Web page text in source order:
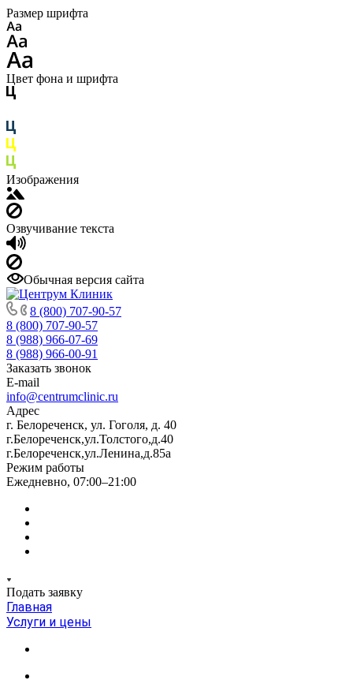
Размер шрифта
Цвет фона и шрифта
Изображения
Озвучивание текста
Обычная версия сайта
8 (800) 707-90-57
8 (800) 707-90-57
8 (988) 966-07-69
8 (988) 966-00-91
Заказать звонок
E-mail
info@centrumclinic.ru
Адрес
г. Белореченск, ул. Гоголя, д. 40
г.Белореченск,ул.Толстого,д.40
г.Белореченск,ул.Ленина,д.85а
Режим работы
Ежедневно, 07:00–21:00
Подать заявку
Главная
Услуги и цены